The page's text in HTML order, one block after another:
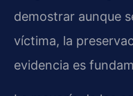
demostrar aunque
víctima, la
evidencia es